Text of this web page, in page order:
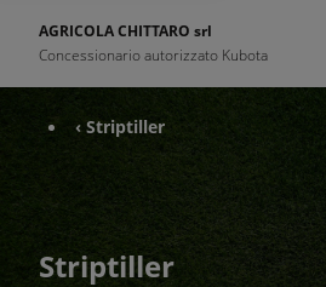
AGRICOLA CHITTARO srl
Concessionario autorizzato Kubota
‹ Striptiller
Striptiller